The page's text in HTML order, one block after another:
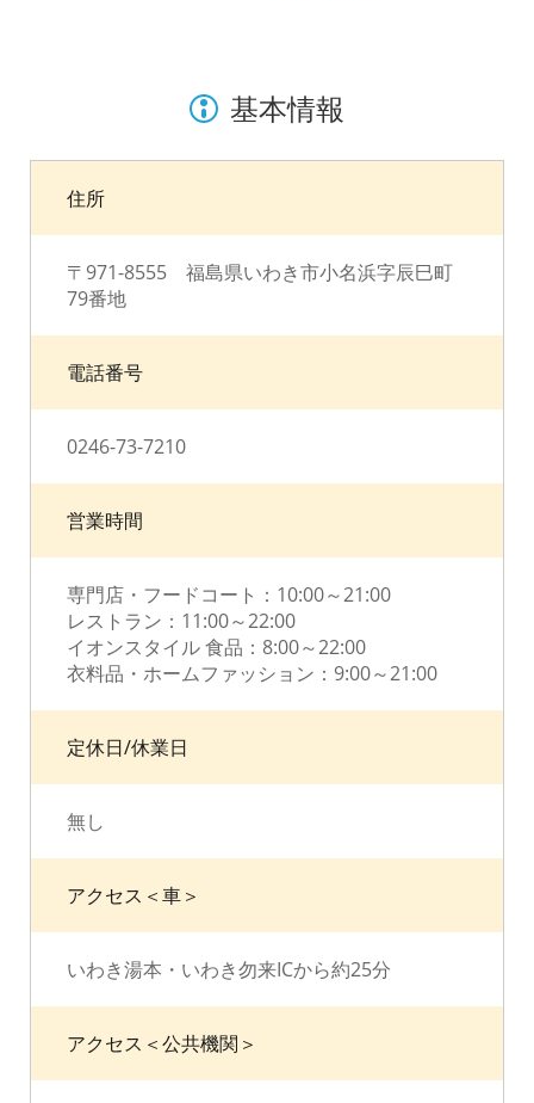
基本情報
住所
〒971-8555 福島県いわき市小名浜字辰巳町
79番地
電話番号
0246-73-7210
営業時間
専門店・フードコート：10:00～21:00
レストラン：11:00～22:00
イオンスタイル 食品：8:00～22:00
衣料品・ホームファッション：9:00～21:00
定休日/休業日
無し
アクセス＜車＞
いわき湯本・いわき勿来ICから約25分
アクセス＜公共機関＞